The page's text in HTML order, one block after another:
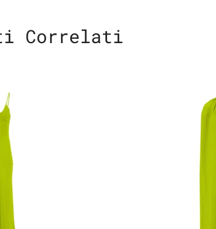
Correlati